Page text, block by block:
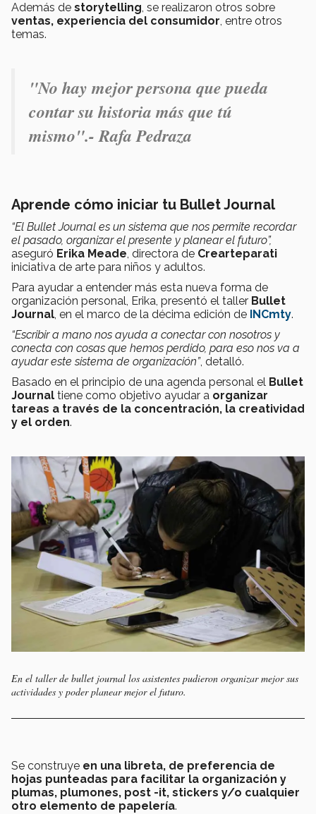
Además de storytelling, se realizaron otros sobre
ventas, experiencia del consumidor, entre otros
temas.
"No hay mejor persona que pueda
contar su historia más que tú
mismo".- Rafa Pedraza
Aprende cómo iniciar tu Bullet Journal
“El Bullet Journal es un sistema que nos permite recordar
el pasado, organizar el presente y planear el futuro”,
aseguró Erika Meade, directora de Crearteparati
iniciativa de arte para niños y adultos.
Para ayudar a entender más esta nueva forma de
organización personal, Erika, presentó el taller Bullet
Journal, en el marco de la décima edición de INCmty.
“Escribir a mano nos ayuda a conectar con nosotros y
conecta con cosas que hemos perdido, para eso nos va a
ayudar este sistema de organización”, detalló.
Basado en el principio de una agenda personal el Bullet
Journal tiene como objetivo ayudar a organizar
tareas a través de la concentración, la creatividad
y el orden.
En el taller de bullet journal los asistentes pudieron organizar mejor sus
actividades y poder planear mejor el futuro.
Se construye en una libreta, de preferencia de
hojas punteadas para facilitar la organización y
plumas, plumones, post -it, stickers y/o cualquier
otro elemento de papelería.